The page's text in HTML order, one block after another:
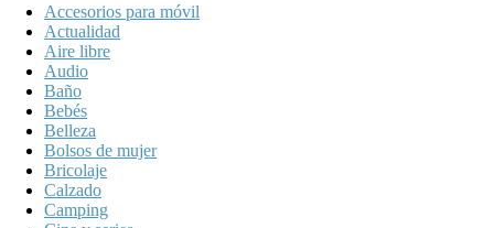
Accesorios para móvil
Actualidad
Aire libre
Audio
Baño
Bebés
Belleza
Bolsos de mujer
Bricolaje
Calzado
Camping